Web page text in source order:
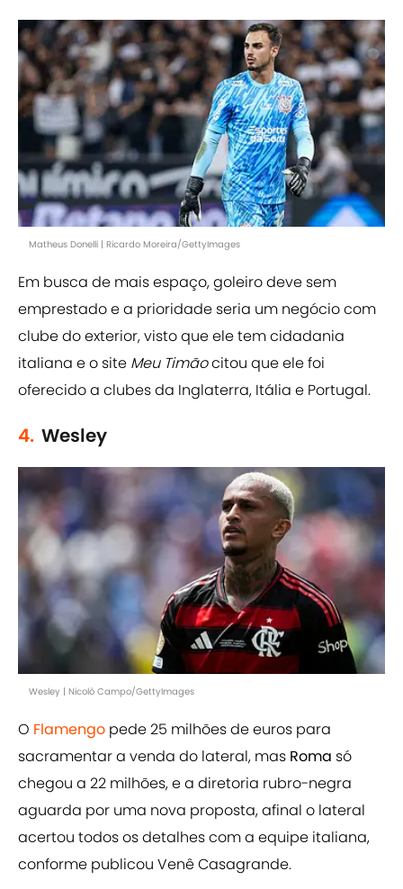
Matheus Donelli | Ricardo Moreira/GettyImages
Em busca de mais espaço, goleiro deve sem
emprestado e a prioridade seria um negócio com
clube do exterior, visto que ele tem cidadania
italiana e o site Meu Timãocitou que ele foi
oferecido a clubes da Inglaterra, Itália e Portugal.
4. Wesley
Wesley | Nicolò Campo/GettyImages
O Flamengo pede 25 milhões de euros para
sacramentar a venda do lateral, mas Roma só
chegou a 22 milhões, e a diretoria rubro-negra
aguarda por uma nova proposta, afinal o lateral
acertou todos os detalhes com a equipe italiana,
conforme publicou Venê Casagrande.